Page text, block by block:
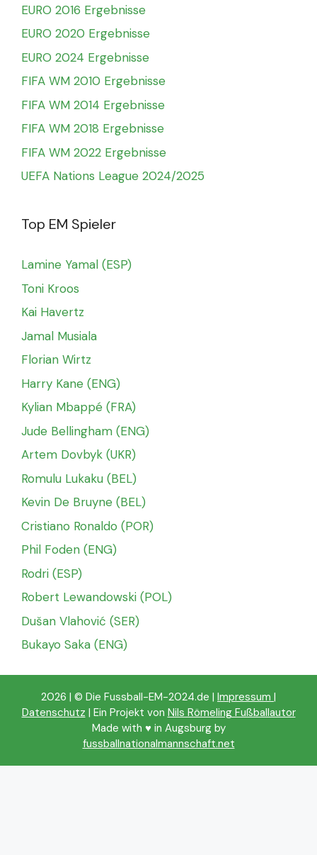
EURO 2016 Ergebnisse
EURO 2020 Ergebnisse
EURO 2024 Ergebnisse
FIFA WM 2010 Ergebnisse
FIFA WM 2014 Ergebnisse
FIFA WM 2018 Ergebnisse
FIFA WM 2022 Ergebnisse
UEFA Nations League 2024/2025
Top EM Spieler
Lamine Yamal (ESP)
Toni Kroos
Kai Havertz
Jamal Musiala
Florian Wirtz
Harry Kane (ENG)
Kylian Mbappé (FRA)
Jude Bellingham (ENG)
Artem Dovbyk (UKR)
Romulu Lukaku (BEL)
Kevin De Bruyne (BEL)
Cristiano Ronaldo (POR)
Phil Foden (ENG)
Rodri (ESP)
Robert Lewandowski (POL)
Dušan Vlahović (SER)
Bukayo Saka (ENG)
2026 | © Die Fussball-EM-2024.de | Impressum |
Datenschutz | Ein Projekt von Nils Römeling Fußballautor
Made with ♥️ in Augsburg by
fussballnationalmannschaft.net